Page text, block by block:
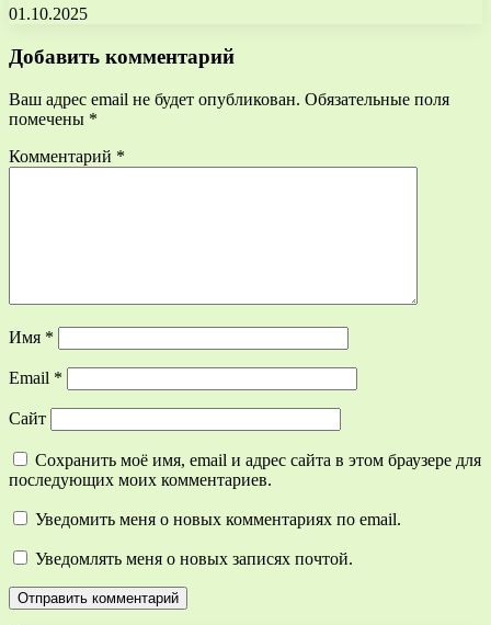
01.10.2025
Добавить комментарий
Ваш адрес email не будет опубликован. Обязательные поля
помечены *
Комментарий *
Имя *
Email *
Сайт
Сохранить моё имя, email и адрес сайта в этом браузере для
последующих моих комментариев.
Уведомить меня о новых комментариях по email.
Уведомлять меня о новых записях почтой.